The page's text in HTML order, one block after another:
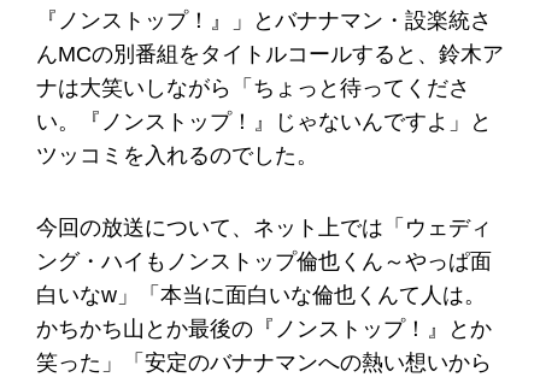
『ノンストップ！』」とバナナマン・設楽統さ
んMCの別番組をタイトルコールすると、鈴木ア
ナは大笑いしながら「ちょっと待ってくださ
い。『ノンストップ！』じゃないんですよ」と
ツッコミを入れるのでした。
今回の放送について、ネット上では「ウェディ
ング・ハイもノンストップ倫也くん～やっぱ面
白いなw」「本当に面白いな倫也くんて人は。
かちかち山とか最後の『ノンストップ！』とか
笑った」「安定のバナナマンへの熱い想いから